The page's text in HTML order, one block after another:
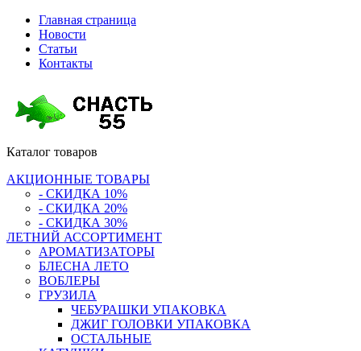
Главная страница
Новости
Статьи
Контакты
Каталог товаров
АКЦИОННЫЕ ТОВАРЫ
- СКИДКА 10%
- СКИДКА 20%
- СКИДКА 30%
ЛЕТНИЙ АССОРТИМЕНТ
АРОМАТИЗАТОРЫ
БЛЕСНА ЛЕТО
ВОБЛЕРЫ
ГРУЗИЛА
ЧЕБУРАШКИ УПАКОВКА
ДЖИГ ГОЛОВКИ УПАКОВКА
ОСТАЛЬНЫЕ